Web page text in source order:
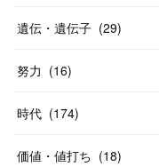
遺伝・遺伝子 (29)
努力 (16)
時代 (174)
価値・値打ち (18)